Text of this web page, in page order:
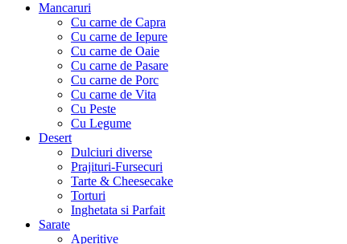
Mancaruri
Cu carne de Capra
Cu carne de Iepure
Cu carne de Oaie
Cu carne de Pasare
Cu carne de Porc
Cu carne de Vita
Cu Peste
Cu Legume
Desert
Dulciuri diverse
Prajituri-Fursecuri
Tarte & Cheesecake
Torturi
Inghetata si Parfait
Sarate
Aperitive